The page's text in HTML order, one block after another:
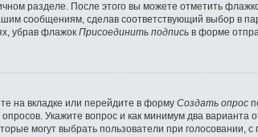
разделе. После этого вы можете отметить
сообщениям, сделав соответствующий выбор в
убрав флажок Присоединить подпись в форме
на вкладке или перейдите в форму Создать опрос
Укажите вопрос и как минимум два
могут выбрать пользователи при